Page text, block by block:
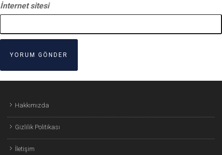
İnternet sitesi
Hakkımızda
Gizlilik Politikası
İletişim